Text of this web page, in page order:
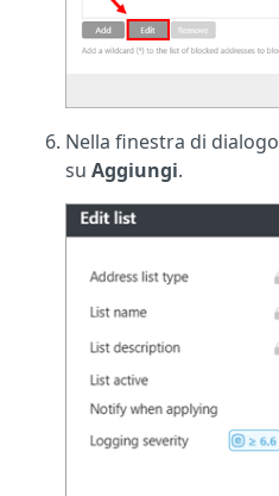
Nella finestra di dialogo
su Aggiungi.